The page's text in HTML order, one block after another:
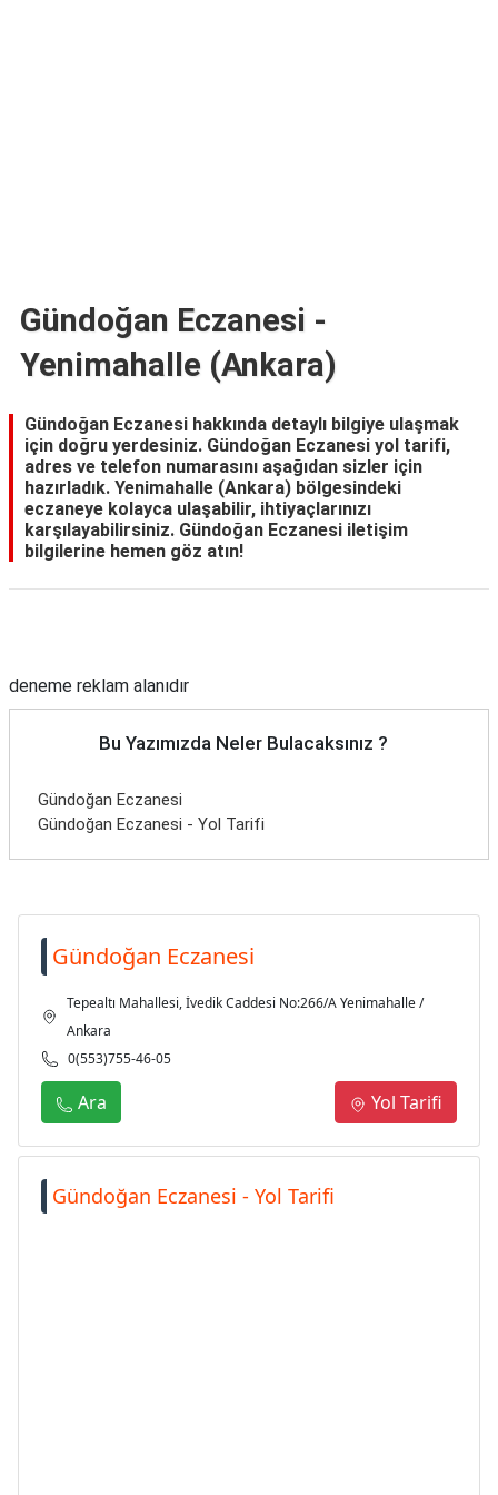
Gündoğan Eczanesi -
Yenimahalle (Ankara)
Gündoğan Eczanesi hakkında detaylı bilgiye ulaşmak
için doğru yerdesiniz. Gündoğan Eczanesi yol tarifi,
adres ve telefon numarasını aşağıdan sizler için
hazırladık. Yenimahalle (Ankara) bölgesindeki
eczaneye kolayca ulaşabilir, ihtiyaçlarınızı
karşılayabilirsiniz. Gündoğan Eczanesi iletişim
bilgilerine hemen göz atın!
deneme reklam alanıdır
Bu Yazımızda Neler Bulacaksınız ?
Gündoğan Eczanesi
Gündoğan Eczanesi - Yol Tarifi
Gündoğan Eczanesi
Tepealtı Mahallesi, İvedik Caddesi No:266/A Yenimahalle /
Ankara
0(553)755-46-05
Ara Yol Tarifi
Gündoğan Eczanesi - Yol Tarifi